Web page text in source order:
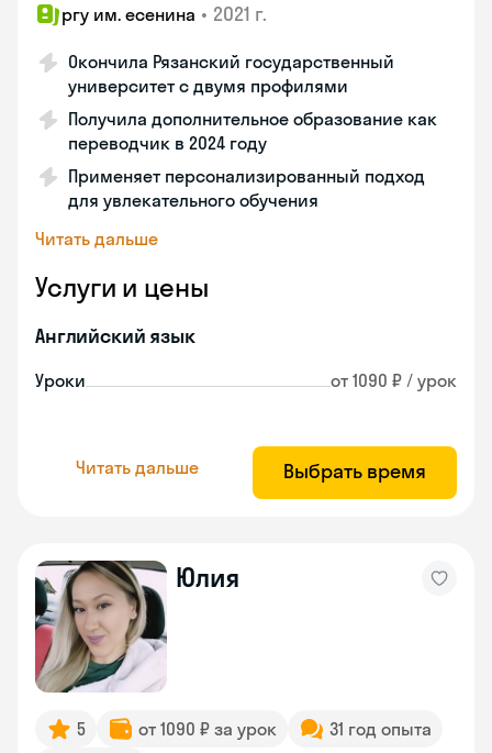
ргу им. есенина • 2021 г.
Окончила Рязанский государственный
университет с двумя профилями
Получила дополнительное образование как
переводчик в 2024 году
Применяет персонализированный подход
для увлекательного обучения
Читать дальше
Услуги и цены
Английский язык
Уроки от 1090 ₽ / урок
Читать дальше Выбрать время
Юлия
5 от 1090 ₽ за урок
31 год опыта